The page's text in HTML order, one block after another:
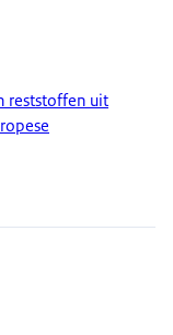
reststoffen uit